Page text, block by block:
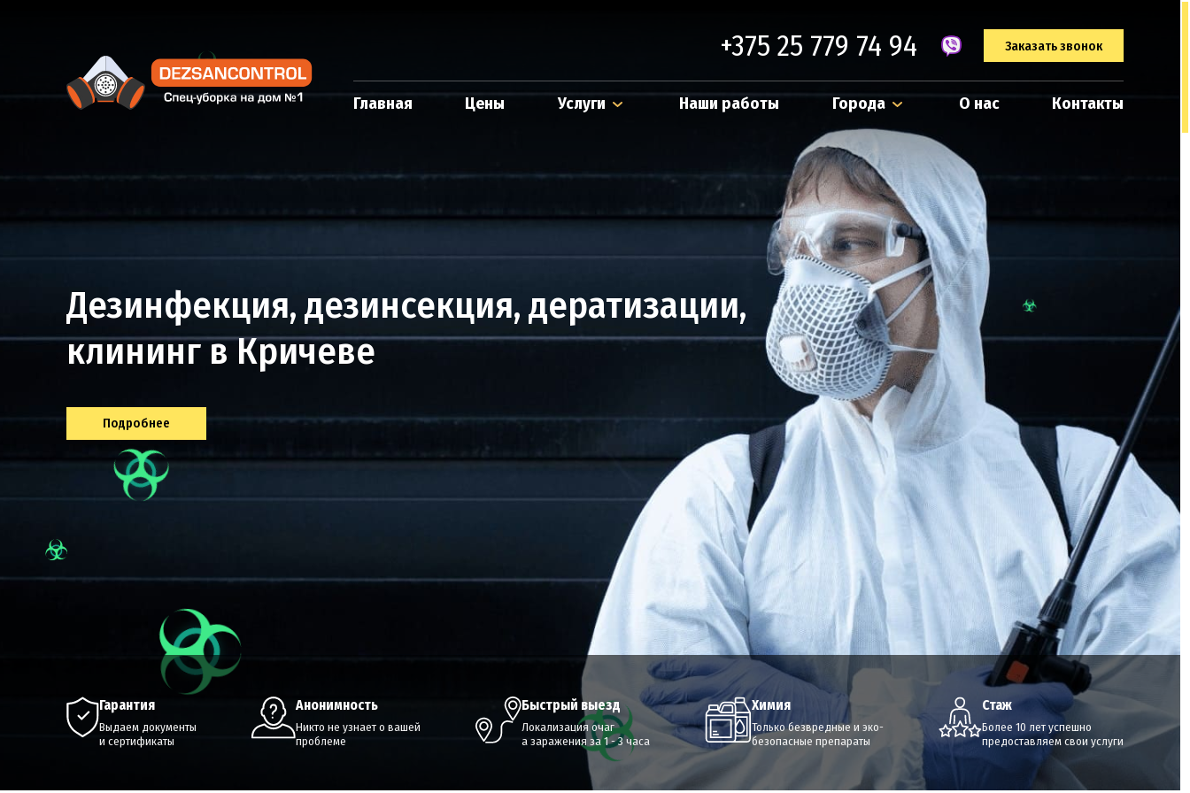
+375 25 779 74 94 Заказать звонок
Главная Цены Услуги Наши работы Города О нас Контакты
Дезинфекция, дезинсекция, дератизации,
клининг в Кричеве
Подробнее
гарантия
Выдаем документы
и сертификаты
анонимность
Никто не узнает о вашей
проблеме
быстрый выезд
Локализация очаг
а заражения за 1 - 3 часа
химия
Только безвредные и эко-
безопасные препараты
Стаж
Более 10 лет успешно
предоставляем свои услуги